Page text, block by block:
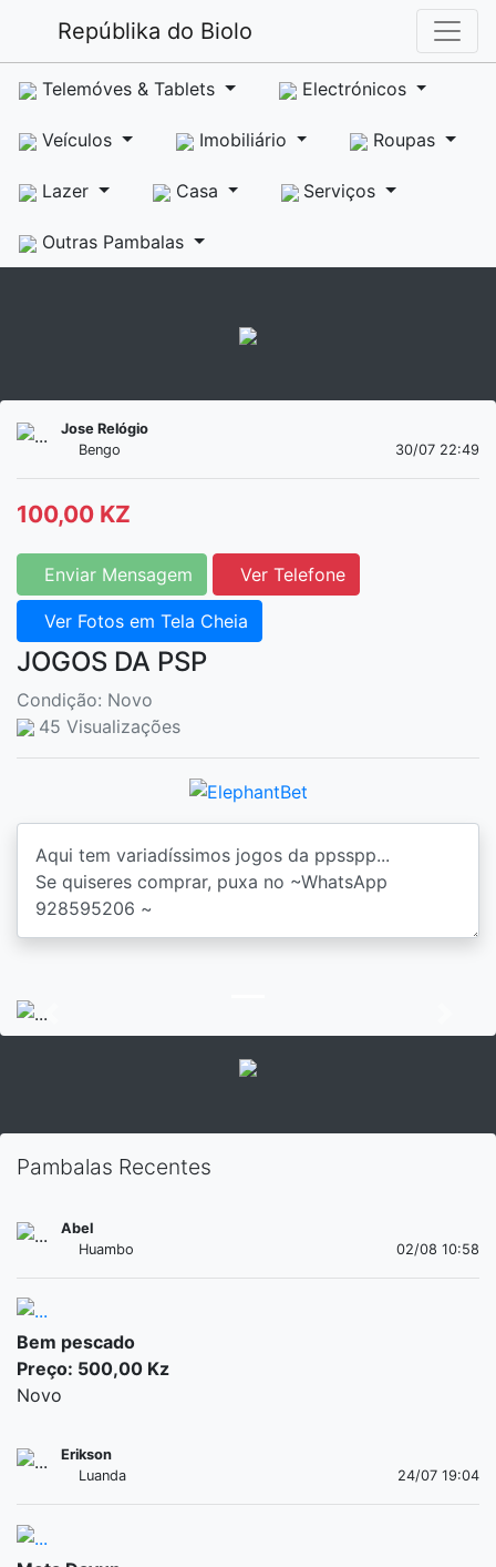
Repúblika do Biolo
Telemóves & Tablets Electrónicos
Veículos Imobiliário Roupas
Lazer Casa Serviços
Outras Pambalas
Jose Relógio
Bengo
30/07 22:49
100,00 KZ
Enviar Mensagem Ver Telefone
Ver Fotos em Tela Cheia
JOGOS DA PSP
Condição: Novo
45 Visualizações
Pambalas Recentes
Abel
Huambo
02/08 10:58
Bem pescado
Preço: 500,00 Kz
Novo
Erikson
Luanda
24/07 19:04